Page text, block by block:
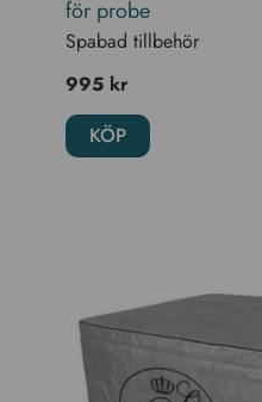
för probe
Spabad tillbehör
995 kr
KÖP